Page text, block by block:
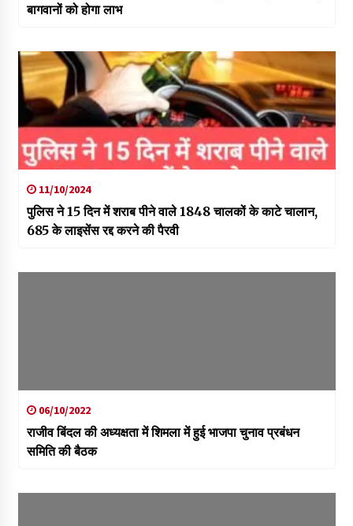
बागवानों को होगा लाभ
11/10/2024
पुलिस ने 15 दिन में शराब पीने वाले 1848 चालकों के काटे चालान,
685 के लाइसेंस रद्द करने की पैरवी
06/10/2022
राजीव बिंदल की अध्यक्षता में शिमला में हुई भाजपा चुनाव प्रबंधन
समिति की बैठक